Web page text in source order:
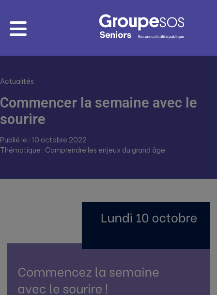
Actualités
Commencer la semaine avec le
sourire
Publié le : 10 octobre 2022
Thématique : Comprendre les enjeux du grand âge